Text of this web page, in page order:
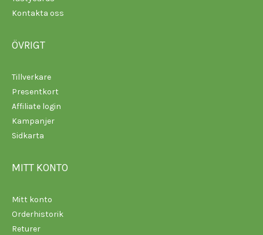
Kontakta oss
ÖVRIGT
Tillverkare
Presentkort
Affiliate login
Kampanjer
Sidkarta
MITT KONTO
Mitt konto
Orderhistorik
Returer